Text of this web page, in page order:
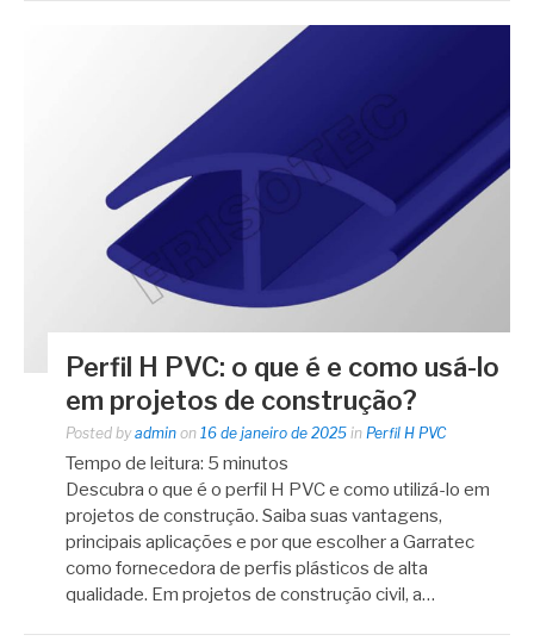
Perfil H PVC: o que é e como usá-lo
em projetos de construção?
Posted by admin on 16 de janeiro de 2025 in Perfil H PVC
Tempo de leitura: 5 minutos
Descubra o que é o perfil H PVC e como utilizá-lo em
projetos de construção. Saiba suas vantagens,
principais aplicações e por que escolher a Garratec
como fornecedora de perfis plásticos de alta
qualidade. Em projetos de construção civil, a…